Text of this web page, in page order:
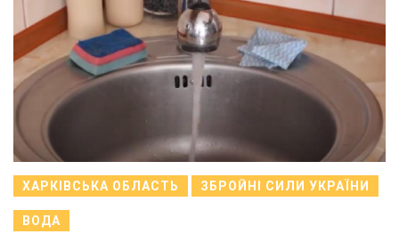
ХАРКІВСЬКА ОБЛАСТЬ ЗБРОЙНІ СИЛИ УКРАЇНИ
ВОДА